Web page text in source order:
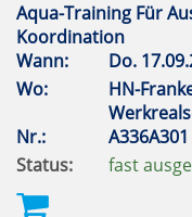
Aqua-Training Für
Koordination
Wann:
Do.
Wo:
HN-
Nr.:
A336A301
Status:
fast